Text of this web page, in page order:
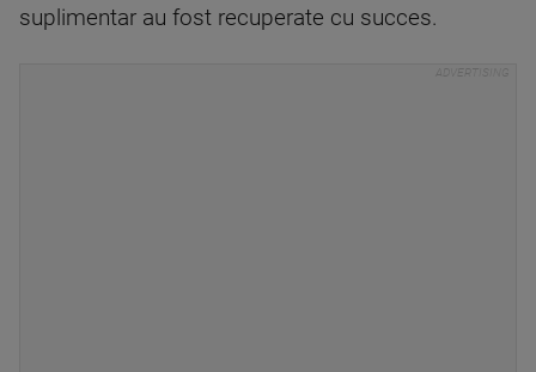
suplimentar au fost recuperate cu succes.